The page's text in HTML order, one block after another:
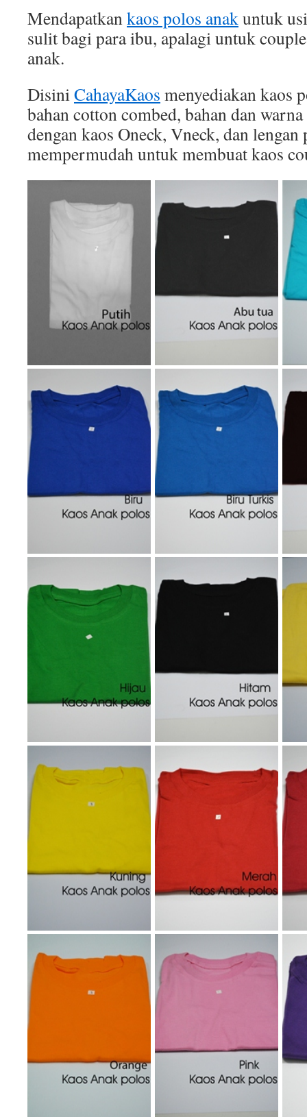
Mendapatkan kaos polos anak untuk
sulit bagi para ibu, apalagi untuk
anak.
Disini CahayaKaos menyediakan kaos
bahan cotton combed, bahan dan
dengan kaos Oneck, Vneck, dan
mempermudah untuk membuat kaos